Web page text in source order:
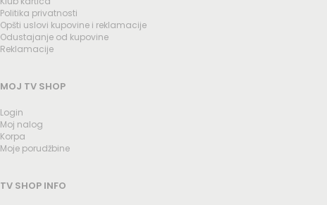
Politika privatnosti
Opšti uslovi kupovine i reklamacije
Odustajanje od kupovine
Reklamacije
MOJ TV SHOP
Login
Moj nalog
Korpa
Moje porudžbine
TV SHOP INFO